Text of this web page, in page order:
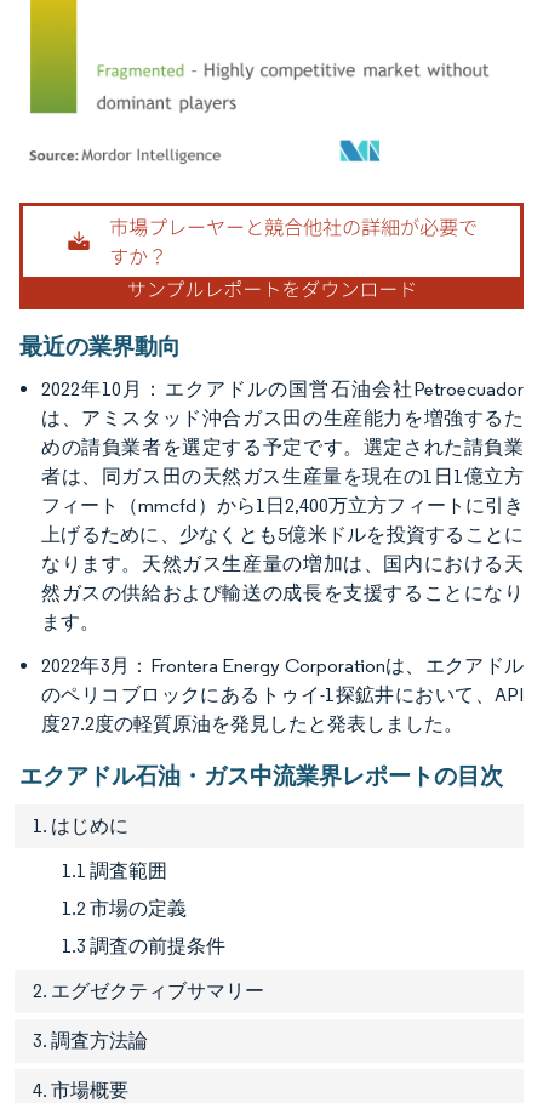
画像 © Mordor Intelligence。再利用にはCC BY 4.0の表示が必要です。
最近の業界動向
2022年10月：エクアドルの国営石油会社Petroecuador
は、アミスタッド沖合ガス田の生産能力を増強するた
めの請負業者を選定する予定です。選定された請負業
者は、同ガス田の天然ガス生産量を現在の1日1億立方
フィート（mmcfd）から1日2,400万立方フィートに引き
上げるために、少なくとも5億米ドルを投資することに
なります。天然ガス生産量の増加は、国内における天
然ガスの供給および輸送の成長を支援することになり
ます。
2022年3月：Frontera Energy Corporationは、エクアドル
のペリコブロックにあるトゥイ-1探鉱井において、API
度27.2度の軽質原油を発見したと発表しました。
エクアドル石油・ガス中流業界レポートの目次
1. はじめに
1.1 調査範囲
1.2 市場の定義
1.3 調査の前提条件
2. エグゼクティブサマリー
3. 調査方法論
4. 市場概要